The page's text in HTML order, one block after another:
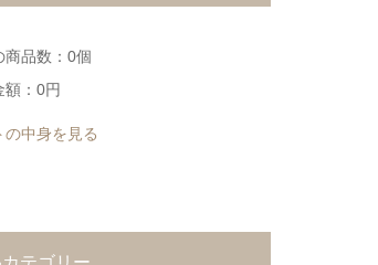
商品数：0個
額：0円
の中身を見る